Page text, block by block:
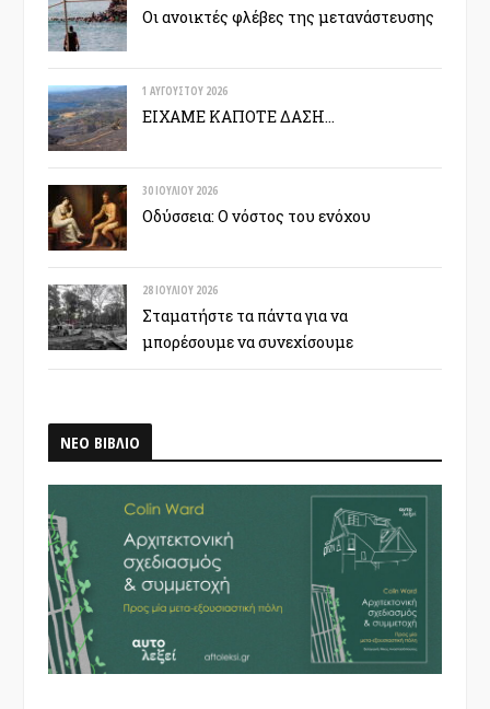
Οι ανοικτές φλέβες της μετανάστευσης
1 ΑΥΓΟΎΣΤΟΥ 2026
ΕΙΧΑΜΕ ΚΑΠΟΤΕ ΔΑΣΗ…
30 ΙΟΥΛΊΟΥ 2026
Οδύσσεια: Ο νόστος του ενόχου
28 ΙΟΥΛΊΟΥ 2026
Σταματήστε τα πάντα για να
μπορέσουμε να συνεχίσουμε
ΝΕΟ ΒΙΒΛΙΟ